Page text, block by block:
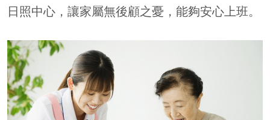
日照中心，讓家屬無後顧之憂，能夠安心上班。